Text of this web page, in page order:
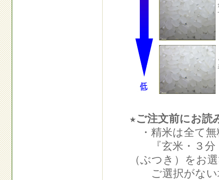
★ご注文前にお読
・精米は全て無
『玄米・３分
（ぶつき）をお
ご選択がない